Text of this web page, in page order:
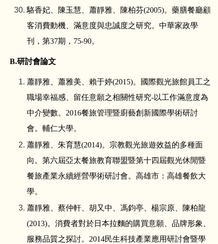
駱香妃、陳玉慧、蕭靜雅、陳柏芬(2005)。藥膳餐廳顧
客消費動機、滿意度與忠誠度之研究。中華家政學
刊，第37期， 75-90。
B.研討會論文
蕭靜雅、蕭雅美、賴于婷(2015)。國際觀光旅館員工之
職場幸福感、留任意願之相關性研究-以工作滿意度為
中介變數。 2016餐旅管理暨廚藝創新國際學術研討
會。輔仁大學。
蕭靜雅、朱育慧(2014)。宗教觀光旅遊效益的多種面
向。第六屆亞太餐旅教育聯盟暨第十四屆觀光休閒暨
餐旅產業永續經營學術研討會。高雄市：高雄餐飲大
學。
蕭靜雅、蔡仲軒、胡又中、馮鈞亭、楊宗原、陳柏龍
(2013)。消費者對於日本拉麵的購買意願、品牌形象、
服務品質之探討。 2014民生科技產業應用研討會暨學